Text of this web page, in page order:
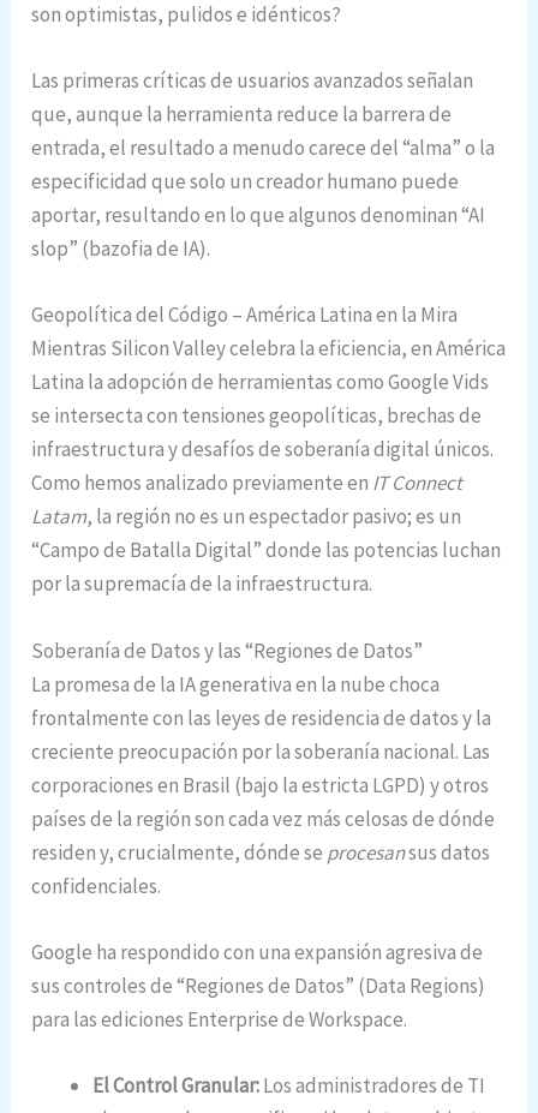
son optimistas, pulidos e idénticos?
Las primeras críticas de usuarios avanzados señalan
que, aunque la herramienta reduce la barrera de
entrada, el resultado a menudo carece del “alma” o la
especificidad que solo un creador humano puede
aportar, resultando en lo que algunos denominan “AI
slop” (bazofia de IA).
Geopolítica del Código – América Latina en la Mira
Mientras Silicon Valley celebra la eficiencia, en América
Latina la adopción de herramientas como Google Vids
se intersecta con tensiones geopolíticas, brechas de
infraestructura y desafíos de soberanía digital únicos.
Como hemos analizado previamente en IT Connect
Latam, la región no es un espectador pasivo; es un
“Campo de Batalla Digital” donde las potencias luchan
por la supremacía de la infraestructura.
Soberanía de Datos y las “Regiones de Datos”
La promesa de la IA generativa en la nube choca
frontalmente con las leyes de residencia de datos y la
creciente preocupación por la soberanía nacional. Las
corporaciones en Brasil (bajo la estricta LGPD) y otros
países de la región son cada vez más celosas de dónde
residen y, crucialmente, dónde se procesansus datos
confidenciales.
Google ha respondido con una expansión agresiva de
sus controles de “Regiones de Datos” (Data Regions)
para las ediciones Enterprise de Workspace.
El Control Granular:Los administradores de TI